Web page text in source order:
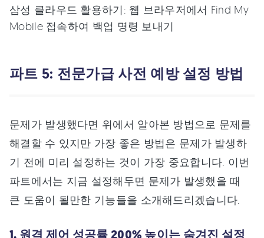
삼성 클라우드 활용하기: 웹 브라우저에서 Find My
Mobile 접속하여 백업 명령 보내기
파트 5: 전문가급 사전 예방 설정 방법
문제가 발생했다면 위에서 알아본 방법으로 문제를
해결할 수 있지만 가장 좋은 방법은 문제가 발생하
기 전에 미리 설정하는 것이 가장 중요합니다. 이번
파트에서는 지금 설정해두면 문제가 발생했을 때
큰 도움이 될만한 기능들을 소개해드리겠습니다.
1. 원격 제어 성공률 200% 높이는 숨겨진 설정